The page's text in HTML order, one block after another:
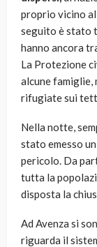
proprio vicino al
seguito è stato
hanno ancora
La Protezione
alcune famiglie,
rifugiate sui
Nella notte,
stato emesso
pericolo. Da
tutta la
disposta la
Ad Avenza si
riguarda il